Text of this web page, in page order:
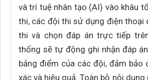
và trí tuệ nhân tạo (AI) vào khâu
thi, các đội thi sử dụng điện thoại
thi và chọn đáp án trực tiếp
thống sẽ tự động ghi nhận đáp
bảng điểm của các đội, đảm bảo
xác và hiệu quả. Toàn bộ nội